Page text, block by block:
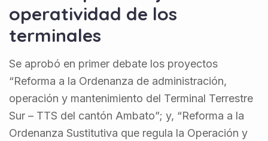
operatividad de los
terminales
Se aprobó en primer debate los proyectos
“Reforma a la Ordenanza de administración,
operación y mantenimiento del Terminal Terrestre
Sur – TTS del cantón Ambato”; y, “Reforma a la
Ordenanza Sustitutiva que regula la Operación y